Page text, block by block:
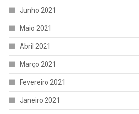
Junho 2021
Maio 2021
Abril 2021
Março 2021
Fevereiro 2021
Janeiro 2021